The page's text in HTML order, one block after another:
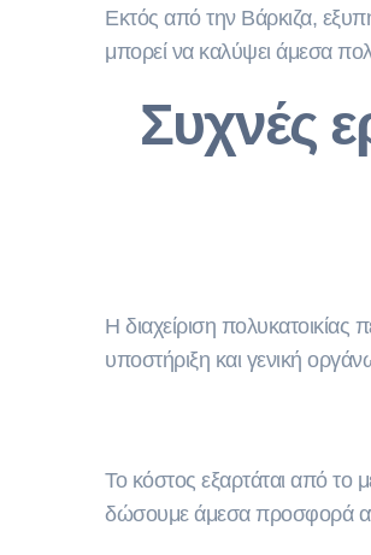
Εκτός από την Βάρκιζα,
μπορεί να καλύψει άμεσα
Συχνές
Η διαχείριση
υποστήριξη και γενική
Το κόστος εξαρτάται από το
δώσουμε άμεσα προσφορά